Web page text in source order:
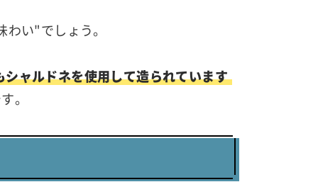
い"でしょう。
ャルドネを使用して造られています
。